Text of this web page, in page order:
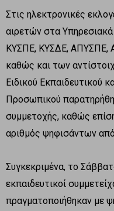
Στις ηλεκτρονικές
αιρετών στα
ΚΥΣΠΕ, ΚΥΣΔΕ, ΑΠΥΣΠΕ,
καθώς και των
Ειδικού Εκπαιδευτικού
Προσωπικού
συμμετοχής, καθώς
αριθμός ψηφισάντων
Συγκεκριμένα, το
εκπαιδευτικοί
πραγματοποιήθηκαν με